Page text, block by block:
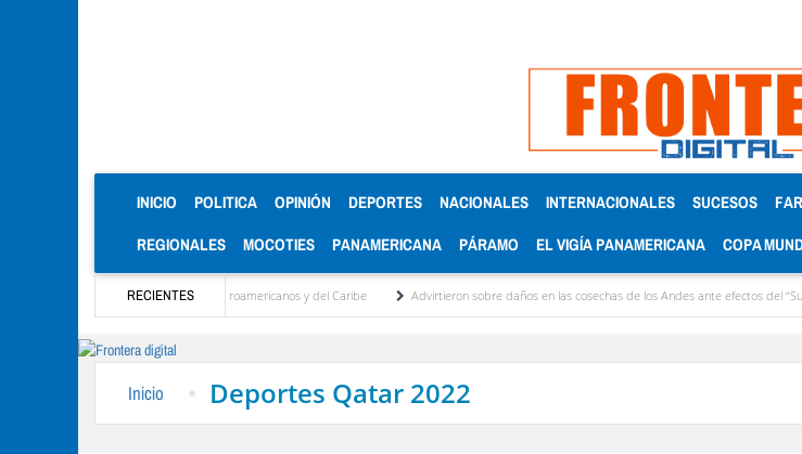
INICIO (CURRENT)
POLITICA OPINIÓN DEPORTES NACIONALES INTERNACIONALES SUCESOS
REGIONALES MOCOTIES PANAMERICANA PÁRAMO EL VIGÍA PANAMERICANA COPA
RECIENTES
de oro en los Juegos Centroamericanos y del Caribe Advirtieron sobre daños en las cosechas de los Andes ante efectos del ‘‘Superniño’’
Inicio Deportes Qatar 2022